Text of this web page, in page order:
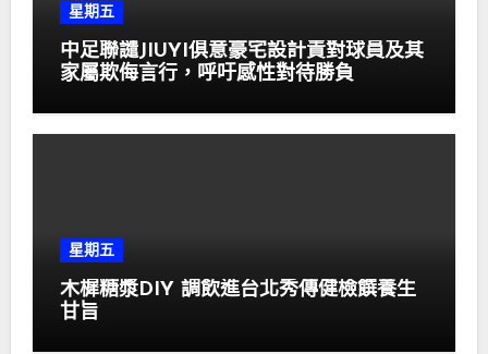
星期五
中足聯譴JIUYI俱意豪宅設計責對球員及其
家屬欺侮言行，呼吁感性對待勝負
星期五
木樨糖漿DIY 調飲進台北秀傳健檢饌養生
甘旨